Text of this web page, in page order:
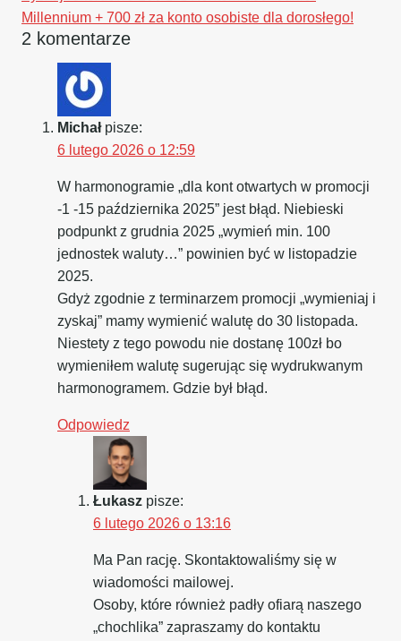
Millennium + 700 zł za konto osobiste dla dorosłego!
2 komentarze
Michał pisze:
6 lutego 2026 o 12:59
W harmonogramie „dla kont otwartych w promocji
-1 -15 października 2025” jest błąd. Niebieski
podpunkt z grudnia 2025 „wymień min. 100
jednostek waluty…” powinien być w listopadzie
2025.
Gdyż zgodnie z terminarzem promocji „wymieniaj i
zyskaj” mamy wymienić walutę do 30 listopada.
Niestety z tego powodu nie dostanę 100zł bo
wymieniłem walutę sugerując się wydrukwanym
harmonogramem. Gdzie był błąd.
Odpowiedz
Łukasz pisze:
6 lutego 2026 o 13:16
Ma Pan rację. Skontaktowaliśmy się w
wiadomości mailowej.
Osoby, które również padły ofiarą naszego
„chochlika” zapraszamy do kontaktu